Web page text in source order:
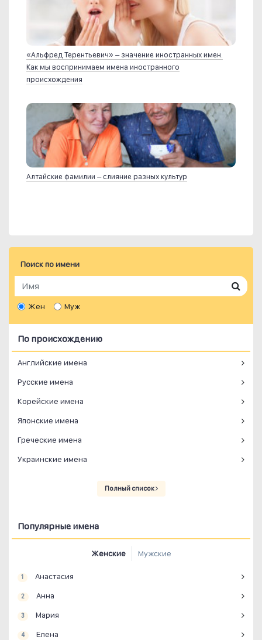
«Альфред Терентьевич» – значение иностранных имен.
Как мы воспринимаем имена иностранного
происхождения
Алтайские фамилии – слияние разных культур
Поиск по имени
Жен Муж
По происхождению
Английские имена
Русские имена
Корейские имена
Японские имена
Греческие имена
Украинские имена
Полный список
Популярные имена
Женские Мужские
1 Анастасия
2 Анна
3 Мария
4 Елена